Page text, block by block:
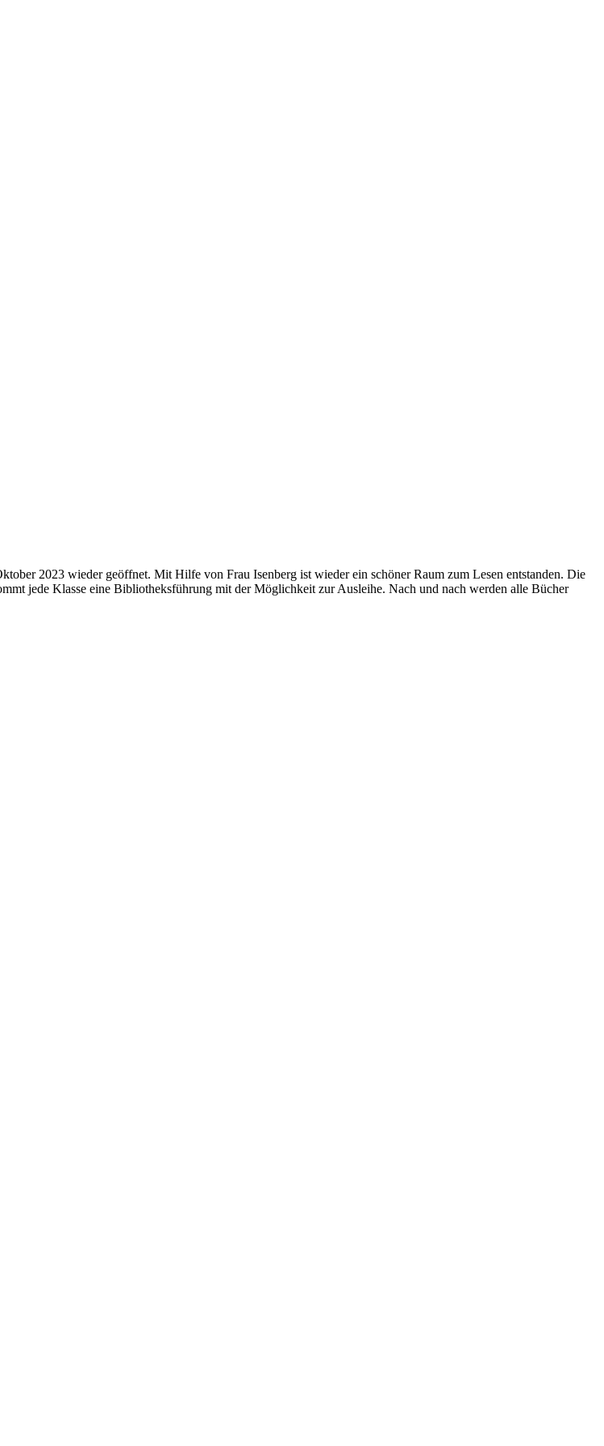
2023 wieder geöffnet. Mit Hilfe von Frau Isenberg ist wieder ein schöner Raum zum Lesen entstanden. Die
jede Klasse eine Bibliotheksführung mit der Möglichkeit zur Ausleihe. Nach und nach werden alle Bücher